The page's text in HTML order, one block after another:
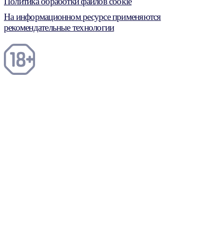
На информационном ресурсе применяются
рекомендательные технологии